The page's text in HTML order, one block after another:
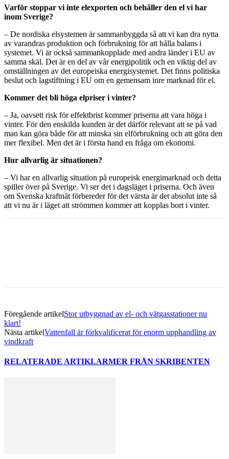
Varför stoppar vi inte elexporten och behåller den el vi har
inom Sverige?
– De nordiska elsystemen är sammanbyggda så att vi kan dra nytta
av varandras produktion och förbrukning för att hålla balans i
systemet. Vi är också sammankopplade med andra länder i EU av
samma skäl. Det är en del av vår energipolitik och en viktig del av
omställningen av det europeiska energisystemet. Det finns politiska
beslut och lagstiftning i EU om en gemensam inre marknad för el.
Kommer det bli höga elpriser i vinter?
– Ja, oavsett risk för effektbrist kommer priserna att vara höga i
vinter. För den enskilda kunden är det därför relevant att se på vad
man kan göra både för att minska sin elförbrukning och att göra den
mer flexibel. Men det är i första hand en fråga om ekonomi.
Hur allvarlig är situationen?
– Vi har en allvarlig situation på europeisk energimarknad och detta
spiller över på Sverige. Vi ser det i dagsläget i priserna. Och även
om Svenska kraftnät förbereder för det värsta är det absolut inte så
att vi nu är i läget att strömmen kommer att kopplas bort i vinter.
Föregående artikelStor utbyggnad av el- och vätgasstationer nu
klart!
Nästa artikelVattenfall är förkvalificerat för enorm upphandling av
vindkraft
RELATERADE ARTIKLARMER FRÅN SKRIBENTEN